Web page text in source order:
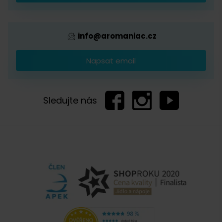
info@aromaniac.cz
Napsat email
Sledujte nás